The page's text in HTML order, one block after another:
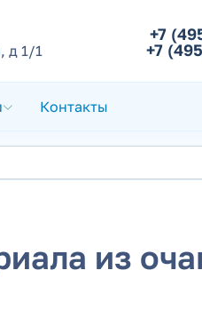
д 1/1
+7
+7
Контакты
из